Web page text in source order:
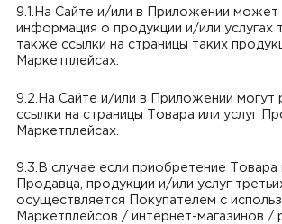
9.1.На Сайте и/или в Приложении может
информация о продукции и/или услугах
также ссылки на страницы таких
Маркетплейсах.
9.2.На Сайте и/или в Приложении могут
ссылки на страницы Товара или услуг
Маркетплейсах.
9.3.В случае если приобретение Товара
Продавца, продукции и/или услуг
осуществляется Покупателем с
Маркетплейсов / интернет-магазинов /